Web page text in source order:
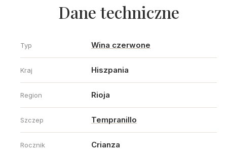
Dane techniczne
Typ Wina czerwone
Kraj Hiszpania
Region Rioja
Szczep Tempranillo
Rocznik Crianza